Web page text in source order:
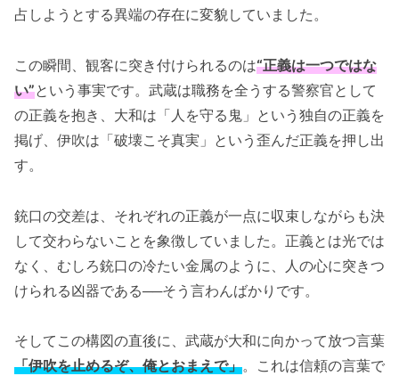
占しようとする異端の存在に変貌していました。
この瞬間、観客に突き付けられるのは“正義は一つではな
い”という事実です。武蔵は職務を全うする警察官として
の正義を抱き、大和は「人を守る鬼」という独自の正義を
掲げ、伊吹は「破壊こそ真実」という歪んだ正義を押し出
す。
銃口の交差は、それぞれの正義が一点に収束しながらも決
して交わらないことを象徴していました。正義とは光では
なく、むしろ銃口の冷たい金属のように、人の心に突きつ
けられる凶器である──そう言わんばかりです。
そしてこの構図の直後に、武蔵が大和に向かって放つ言葉
「伊吹を止めるぞ、俺とおまえで」。これは信頼の言葉で